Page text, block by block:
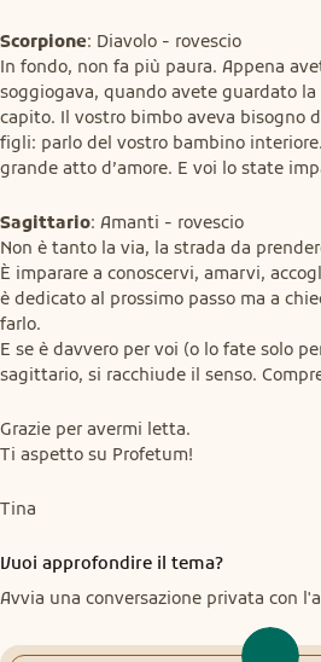
Scorpione: Diavolo - rovescio
In fondo, non fa più paura. Appena
soggiogava, quando avete guardato
capito. Il vostro bimbo aveva bisogno
figli: parlo del vostro bambino
grande atto d’amore. E voi lo state
Sagittario: Amanti - rovescio
Non è tanto la via, la strada da
È imparare a conoscervi, amarvi,
è dedicato al prossimo passo ma a
farlo.
E se è davvero per voi (o lo fate solo
sagittario, si racchiude il senso.
Grazie per avermi letta.
Ti aspetto su Profetum!
Tina
Vuoi approfondire il tema?
Avvia una conversazione privata con